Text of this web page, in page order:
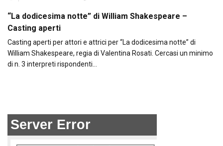
“La dodicesima notte” di William Shakespeare –
Casting aperti
Casting aperti per attori e attrici per “La dodicesima notte” di
William Shakespeare, regia di Valentina Rosati. Cercasi un minimo
di n. 3 interpreti rispondenti…